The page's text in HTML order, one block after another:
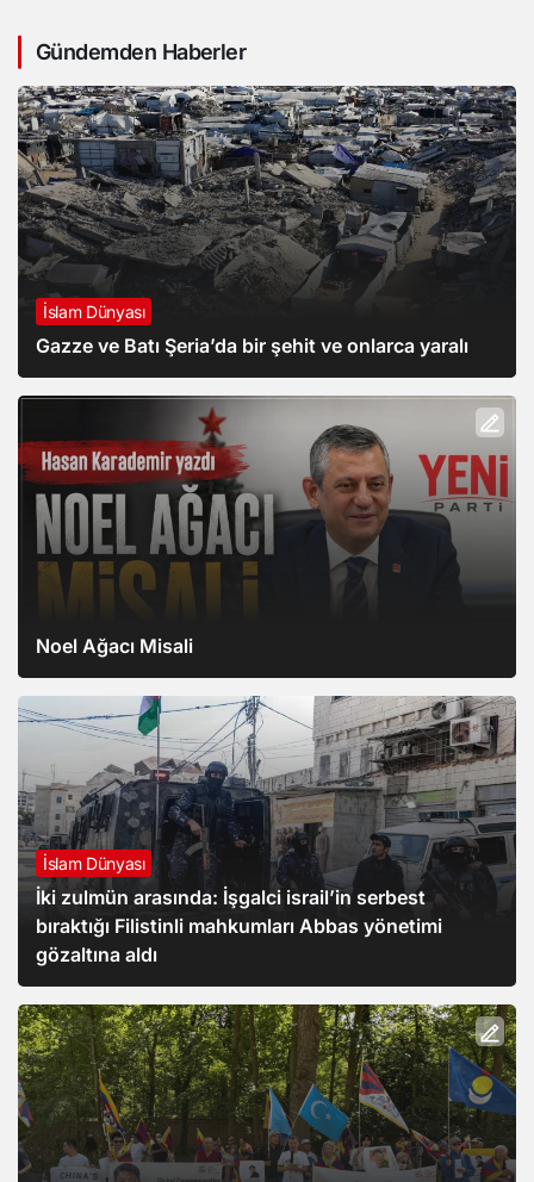
Gündemden Haberler
İslam Dünyası
Gazze ve Batı Şeria’da bir şehit ve onlarca yaralı
Noel Ağacı Misali
İslam Dünyası
İki zulmün arasında: İşgalci israil’in serbest
bıraktığı Filistinli mahkumları Abbas yönetimi
gözaltına aldı